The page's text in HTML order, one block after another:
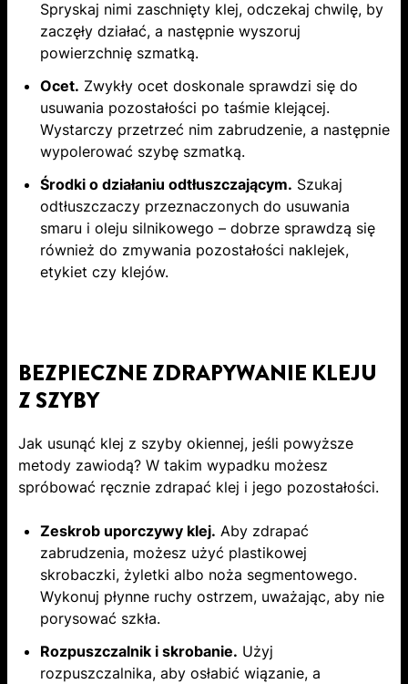
Spryskaj nimi zaschnięty klej, odczekaj chwilę, by
zaczęły działać, a następnie wyszoruj
powierzchnię szmatką.
Ocet. Zwykły ocet doskonale sprawdzi się do
usuwania pozostałości po taśmie klejącej.
Wystarczy przetrzeć nim zabrudzenie, a następnie
wypolerować szybę szmatką.
Środki o działaniu odtłuszczającym. Szukaj
odtłuszczaczy przeznaczonych do usuwania
smaru i oleju silnikowego – dobrze sprawdzą się
również do zmywania pozostałości naklejek,
etykiet czy klejów.
BEZPIECZNE ZDRAPYWANIE KLEJU
Z SZYBY
Jak usunąć klej z szyby okiennej, jeśli powyższe
metody zawiodą? W takim wypadku możesz
spróbować ręcznie zdrapać klej i jego pozostałości.
Zeskrob uporczywy klej. Aby zdrapać
zabrudzenia, możesz użyć plastikowej
skrobaczki, żyletki albo noża segmentowego.
Wykonuj płynne ruchy ostrzem, uważając, aby nie
porysować szkła.
Rozpuszczalnik i skrobanie. Użyj
rozpuszczalnika, aby osłabić wiązanie, a